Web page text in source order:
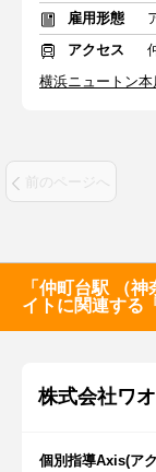
雇用形態
アクセス
横浜ニュートン
前のページへ
「仲町台駅 （
イトに関連する
株式会社ワ
個別指導Axis(ア